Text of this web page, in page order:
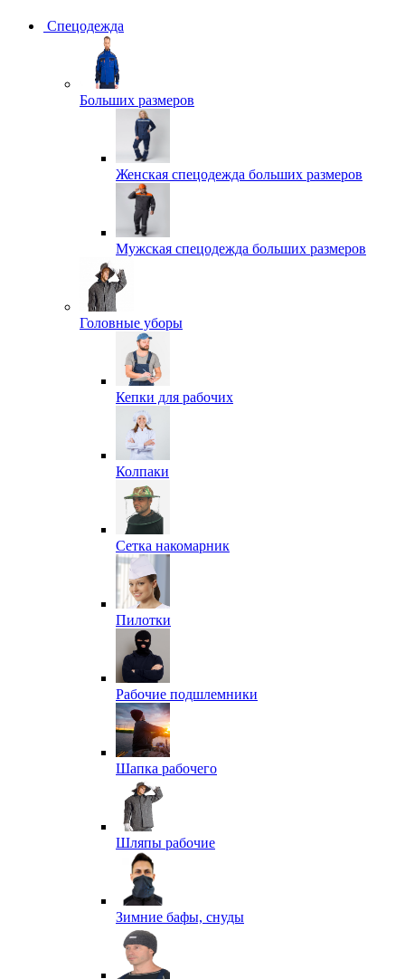
Спецодежда
Больших размеров
Женская спецодежда больших размеров
Мужская спецодежда больших размеров
Головные уборы
Кепки для рабочих
Колпаки
Сетка накомарник
Пилотки
Рабочие подшлемники
Шапка рабочего
Шляпы рабочие
Зимние бафы, снуды